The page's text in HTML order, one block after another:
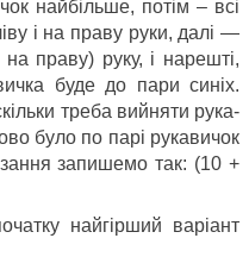
найбільше, потім – всі
і на праву руки, далі —
праву) руку, і нарешті,
буде до пари синіх.
треба вийняти рука­
було по парі рукавичок
запишемо так: (10 +
найгірший варіант